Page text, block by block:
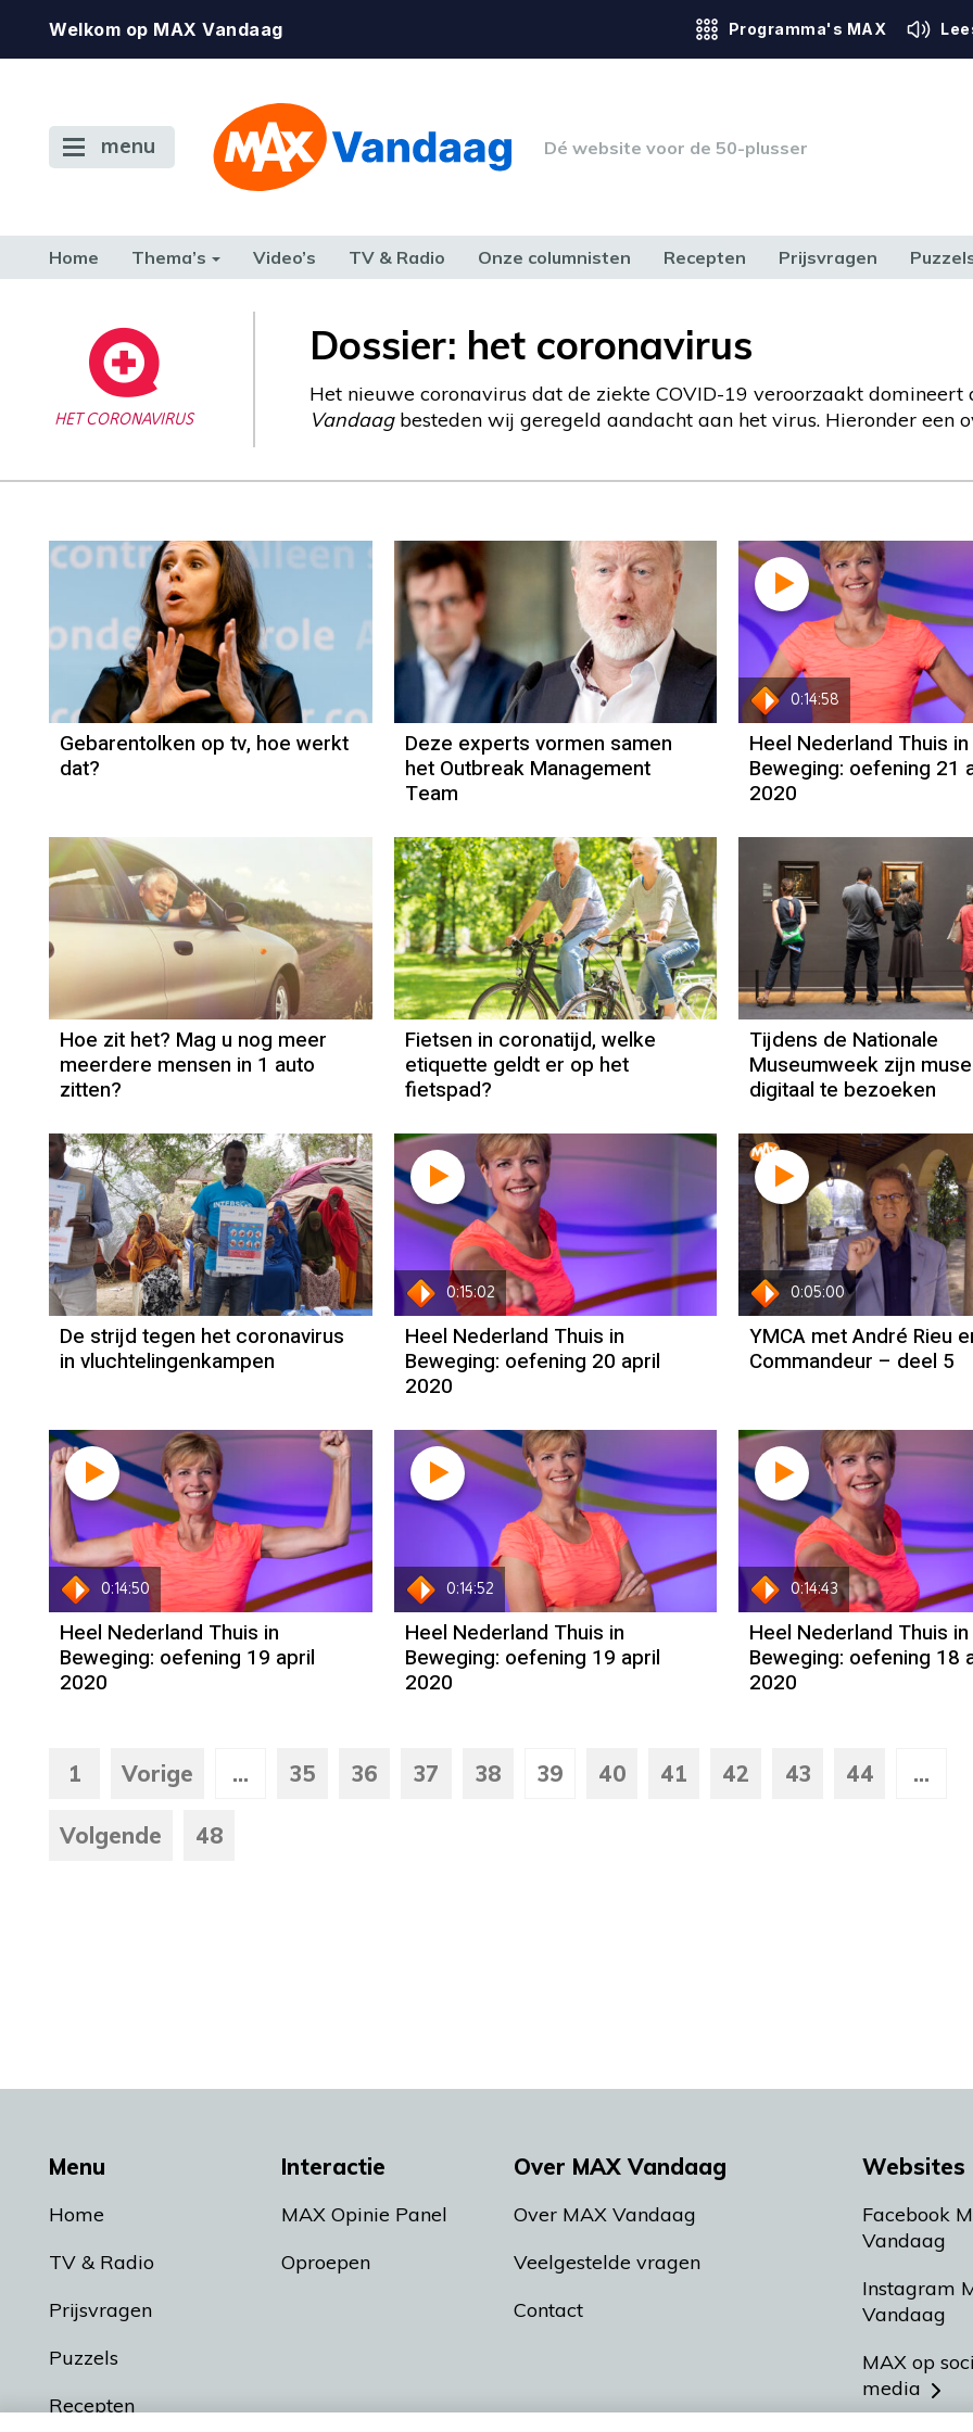
Welkom op MAX Vandaag Programma's MAX
menu Dé website voor de 50-plusser
Home Thema’s Video’s TV & Radio Onze columnisten Recepten Prijsvragen
TERUG NAAR TOEN
HET CORONAVIRUS
Dossier: het coronavirus
Het nieuwe coronavirus dat de ziekte COVID-19 veroorzaakt
Vandaagbesteden wij geregeld aandacht aan het virus. Hieronder een
Gebarentolken op tv, hoe werkt
dat?
Deze experts vormen samen
het Outbreak Management
Team
0:14:58
Heel Nederland Thuis in
Beweging: oefening 21
2020
Hoe zit het? Mag u nog meer
meerdere mensen in 1 auto
zitten?
Fietsen in coronatijd, welke
etiquette geldt er op het
fietspad?
Tijdens de Nationale
Museumweek zijn
digitaal te bezoeken
De strijd tegen het coronavirus
in vluchtelingenkampen
0:15:02
Heel Nederland Thuis in
Beweging: oefening 20 april
2020
0:05:00
YMCA met André Rieu
Commandeur – deel 5
0:14:50
Heel Nederland Thuis in
Beweging: oefening 19 april
2020
0:14:52
Heel Nederland Thuis in
Beweging: oefening 19 april
2020
0:14:43
Heel Nederland Thuis in
Beweging: oefening 18
2020
1 Vorige ... 35 36 37 38 39 40 41 42 43 44 ...
Volgende 48
Menu
Home
TV & Radio
Prijsvragen
Puzzels
Recepten
Interactie
MAX Opinie Panel
Oproepen
Over MAX Vandaag
Over MAX Vandaag
Veelgestelde vragen
Contact
Websites
Facebook
Vandaag
Instagram
Vandaag
MAX op
media